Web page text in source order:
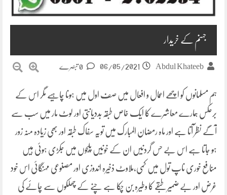
جہنم کے خریدار
Abdul Khateeb
06/05/2021
ہم مسلمانوں کو اچھے اعمال و افعال میں صف اول میں ہونا چاہیے مگر اس کے
برعکس ہمارے معاشرے کا ایک خاص طبقہ بددیانتی اور لوٹ مار میں سب سے
آگے نظر آتا ہے اور ماہ رمضان المبارک میں تویہ سفاک طبقہ اور بھی زیادہ منہ زور
ہو جاتا ہے اس بے حس گردنیں ان کے خونیں پلجوں میں جکڑی ہوئی ہیں
منافع خوری ناپ تول میں کمی،ملاوٹ ذخیرہ اندوزی اور مصنوعی مہنگائی اس خود
غرض اور بے ضمیر طبقے کا وطیرہ بن چکا ہے چنے کے چھلکوں سے چائے کی